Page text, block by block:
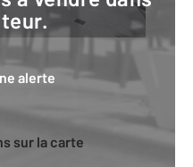
alerte
sur la carte